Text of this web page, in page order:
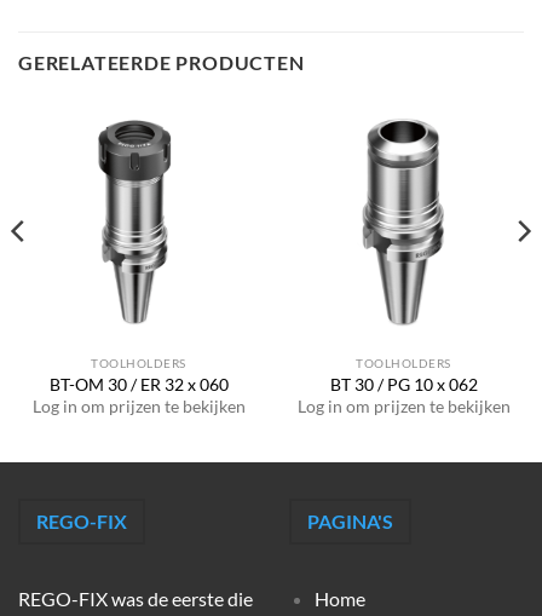
GERELATEERDE PRODUCTEN
TOOLHOLDERS
BT-OM 30 / ER 32 x 060
Log in om prijzen te bekijken
TOOLHOLDERS
BT 30 / PG 10 x 062
Log in om prijzen te bekijken
REGO-FIX
REGO-FIX was de eerste die
PAGINA'S
Home